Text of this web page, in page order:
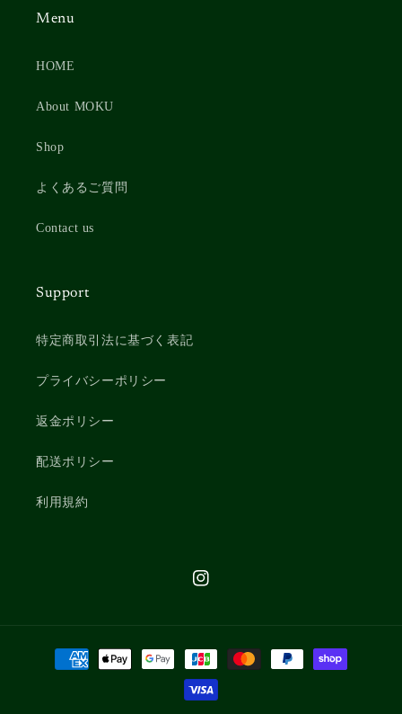
Menu
HOME
About MOKU
Shop
よくあるご質問
Contact us
Support
特定商取引法に基づく表記
プライバシーポリシー
返金ポリシー
配送ポリシー
利用規約
Instagram